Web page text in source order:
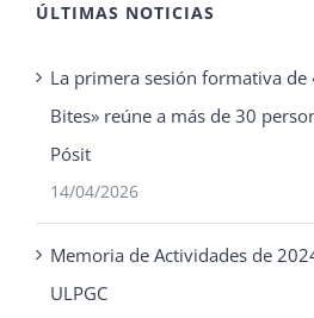
ÚLTIMAS NOTICIAS
La primera sesión formativa de
Bites» reúne a más de 30
Pósit
14/04/2026
Memoria de Actividades de
ULPGC